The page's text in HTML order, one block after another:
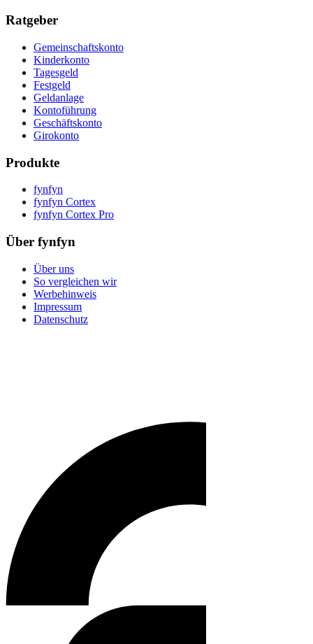
Ratgeber
Gemeinschaftskonto
Kinderkonto
Tagesgeld
Festgeld
Geldanlage
Kontoführung
Geschäftskonto
Girokonto
Produkte
fynfyn
fynfyn Cortex
fynfyn Cortex Pro
Über fynfyn
Über uns
So vergleichen wir
Werbehinweis
Impressum
Datenschutz